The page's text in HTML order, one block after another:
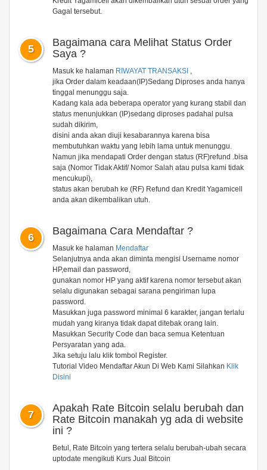
Gagal tersebut.
5
Bagaimana cara Melihat Status Order
Saya ?
Masuk ke halaman RIWAYAT TRANSAKSI ,
jika Order dalam keadaan(IP)Sedang Diproses anda hanya
tinggal menunggu saja.
Kadang kala ada beberapa operator yang kurang stabil dan
status menunjukkan (IP)sedang diproses padahal pulsa
sudah dikirim,
disini anda akan diuji kesabarannya karena bisa
membutuhkan waktu yang lebih lama untuk menunggu.
Namun jika mendapati Order dengan status (RF)refund .bisa
saja (Nomor Tidak Aktif/ Nomor Salah atau pulsa kami tidak
mencukupi),
status akan berubah ke (RF) Refund dan Kredit Yagamicell
anda akan dikembalikan utuh.
6
Bagaimana Cara Mendaftar ?
Masuk ke halaman Mendaftar
Selanjutnya anda akan diminta mengisi Username nomor
HP,email dan password,
gunakan nomor HP yang aktif karena nomor tersebut akan
selalu digunakan sebagai sarana pengiriman lupa
password.
Masukkan juga password minimal 6 karakter, jangan terlalu
mudah yang kiranya tidak dapat ditebak orang lain.
Masukkan Security Code dan baca semua Ketentuan
Persyaratan yang ada.
Jika setuju lalu klik tombol Register.
Tutorial Video Mendaftar Akun Di Web Kami Silahkan Klik
Disini
7
Apakah Rate Bitcoin selalu berubah dan
Rate Bitcoin manakah yg ada di website
ini ?
Betul, Rate Bitcoin yang tertera selalu berubah-ubah secara
uptodate mengikuti Kurs Jual Bitcoin